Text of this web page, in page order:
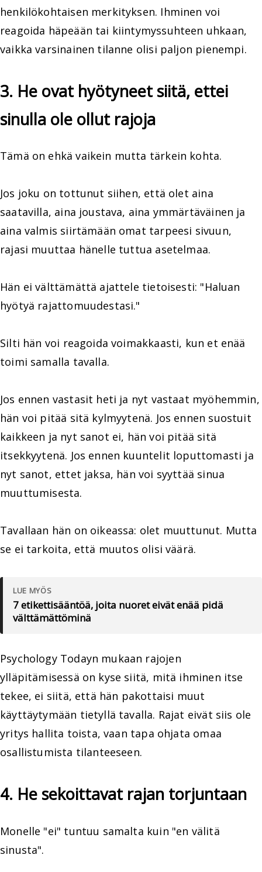
henkilökohtaisen merkityksen. Ihminen voi
reagoida häpeään tai kiintymyssuhteen uhkaan,
vaikka varsinainen tilanne olisi paljon pienempi.
3. He ovat hyötyneet siitä, ettei
sinulla ole ollut rajoja
Tämä on ehkä vaikein mutta tärkein kohta.
Jos joku on tottunut siihen, että olet aina
saatavilla, aina joustava, aina ymmärtäväinen ja
aina valmis siirtämään omat tarpeesi sivuun,
rajasi muuttaa hänelle tuttua asetelmaa.
Hän ei välttämättä ajattele tietoisesti: "Haluan
hyötyä rajattomuudestasi."
Silti hän voi reagoida voimakkaasti, kun et enää
toimi samalla tavalla.
Jos ennen vastasit heti ja nyt vastaat myöhemmin,
hän voi pitää sitä kylmyytenä. Jos ennen suostuit
kaikkeen ja nyt sanot ei, hän voi pitää sitä
itsekkyytenä. Jos ennen kuuntelit loputtomasti ja
nyt sanot, ettet jaksa, hän voi syyttää sinua
muuttumisesta.
Tavallaan hän on oikeassa: olet muuttunut. Mutta
se ei tarkoita, että muutos olisi väärä.
LUE MYÖS
7 etikettisääntöä, joita nuoret eivät enää pidä
välttämättöminä
Psychology Todayn mukaan rajojen
ylläpitämisessä on kyse siitä, mitä ihminen itse
tekee, ei siitä, että hän pakottaisi muut
käyttäytymään tietyllä tavalla. Rajat eivät siis ole
yritys hallita toista, vaan tapa ohjata omaa
osallistumista tilanteeseen.
4. He sekoittavat rajan torjuntaan
Monelle "ei" tuntuu samalta kuin "en välitä
sinusta".